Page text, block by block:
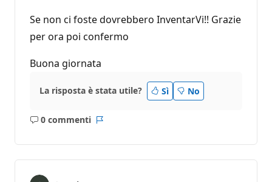
Se non ci foste dovrebbero InventarVi!! Grazie
per ora poi confermo
Buona giornata
La risposta è stata utile? Sì No
0 commenti
Nessun